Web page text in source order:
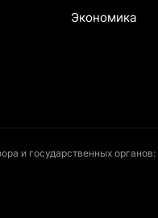
Экономика
и государственных органов: